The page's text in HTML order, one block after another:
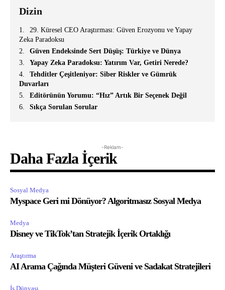
Dizin
29. Küresel CEO Araştırması: Güven Erozyonu ve Yapay
Zeka Paradoksu
Güven Endeksinde Sert Düşüş: Türkiye ve Dünya
Yapay Zeka Paradoksu: Yatırım Var, Getiri Nerede?
Tehditler Çeşitleniyor: Siber Riskler ve Gümrük
Duvarları
Editörünün Yorumu: “Hız” Artık Bir Seçenek Değil
Sıkça Sorulan Sorular
-Reklam-
Daha Fazla İçerik
Sosyal Medya
Myspace Geri mi Dönüyor? Algoritmasız Sosyal Medya
Medya
Disney ve TikTok’tan Stratejik İçerik Ortaklığı
Araştırma
AI Arama Çağında Müşteri Güveni ve Sadakat Stratejileri
İş Dünyası